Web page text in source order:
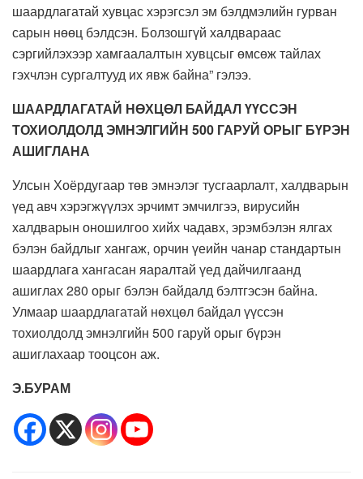
шаардлагатай хувцас хэрэгсэл эм бэлдмэлийн гурван
сарын нөөц бэлдсэн. Болзошгүй халдвараас
сэргийлэхээр хамгаалалтын хувцсыг өмсөж тайлах
гэхчлэн сургалтууд их явж байна” гэлээ.
ШААРДЛАГАТАЙ НӨХЦӨЛ БАЙДАЛ ҮҮССЭН
ТОХИОЛДОЛД ЭМНЭЛГИЙН 500 ГАРУЙ ОРЫГ БҮРЭН
АШИГЛАНА
Улсын Хоёрдугаар төв эмнэлэг тусгаарлалт, халдварын
үед авч хэрэгжүүлэх эрчимт эмчилгээ, вирусийн
халдварын оношилгоо хийх чадавх, эрэмбэлэн ялгах
бэлэн байдлыг хангаж, орчин үеийн чанар стандартын
шаардлага хангасан яаралтай үед дайчилгаанд
ашиглах 280 орыг бэлэн байдалд бэлтгэсэн байна.
Улмаар шаардлагатай нөхцөл байдал үүссэн
тохиолдолд эмнэлгийн 500 гаруй орыг бүрэн
ашиглахаар тооцсон аж.
Э.БУРАМ